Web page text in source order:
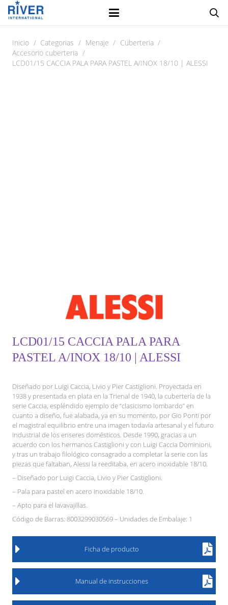
Inicio / Categorias / Menaje / Cuberteria /
Accesorio cuberteria /
LCD01/15 CACCIA PALA PARA PASTEL A/INOX 18/10 | ALESSI
LCD01/15 CACCIA PALA PARA
PASTEL A/INOX 18/10 | ALESSI
Diseñado por Luigi Caccia, Livio y Pier Castiglioni. Proyectada en
1938 y presentada en plata en la Trienal de 1940, la cubertería de la
serie Caccia, espléndido ejemplo de “clasicismo lombardo” en
cuanto a diseño, fue alabada, ya en su momento, por Gio Ponti por
el magistral equilibrio entre una imagen todavía artesanal y el futuro
industrial de los enseres domésticos. Desde 1990, gracias a un
acuerdo con los hermanos Castiglioni y con Luigi Caccia Dominioni,
y tras un trabajo filológico consagrado a completar la serie con las
piezas que faltaban, Alessi la reeditaba, en acero inoxidable 18/10.
– Diseñado por Luigi Caccia, Livio y Pier Castiglioni.
– Pala para pastel en acero inoxidable 18/10.
– Apto para el lavavajillas.
Código de Barras: 8003299030569 – Unidades de Embalaje: 1
Ficha de producto
Manual de instrucciones